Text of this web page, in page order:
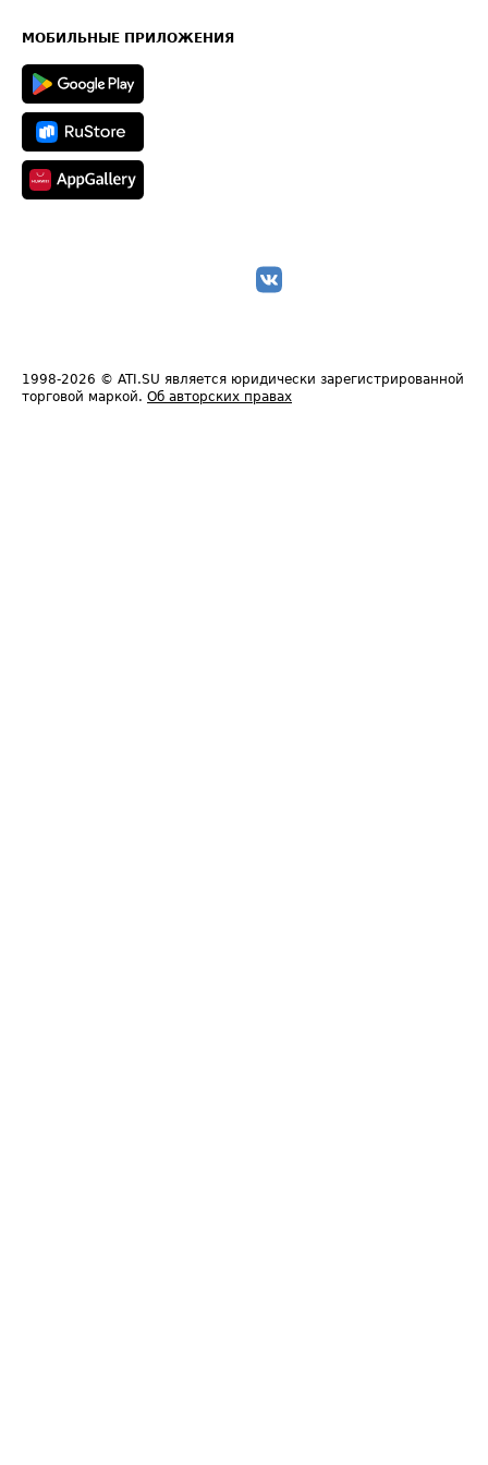
Техническая информация
МОБИЛЬНЫЕ ПРИЛОЖЕНИЯ
1998-2026 © ATI.SU является юридически зарегистрированной
торговой маркой. Об авторских правах